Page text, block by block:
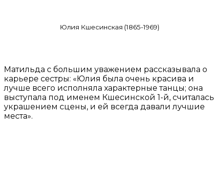
Юлия Кшесинская (1865-1969)
Матильда с большим уважением рассказывала о
карьере сестры: «Юлия была очень красива и
лучше всего исполняла характерные танцы; она
выступала под именем Кшесинской 1-й, считалась
украшением сцены, и ей всегда давали лучшие
места».